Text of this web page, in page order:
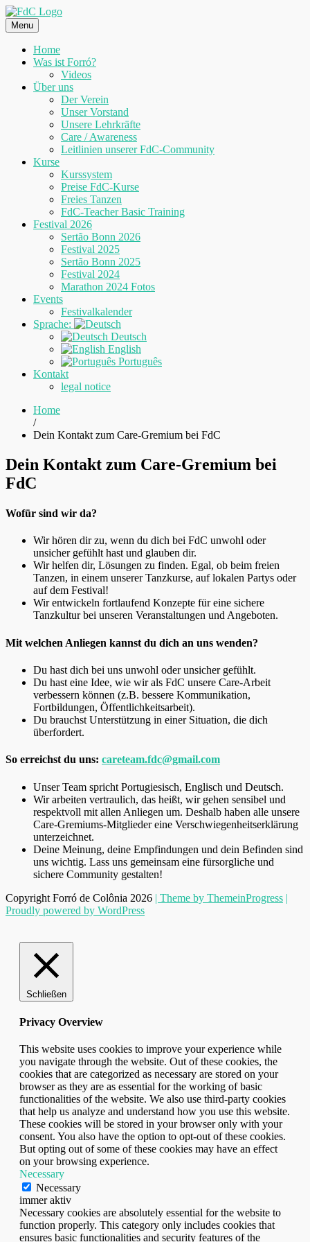
Skip
to
content
Menu
Home
Was ist Forró?
Videos
Über uns
Der Verein
Unser Vorstand
Unsere Lehrkräfte
Care / Awareness
Leitlinien unserer FdC-Community
Kurse
Kurssystem
Preise FdC-Kurse
Freies Tanzen
FdC-Teacher Basic Training
Festival 2026
Sertão Bonn 2026
Festival 2025
Sertão Bonn 2025
Festival 2024
Marathon 2024 Fotos
Events
Festivalkalender
Sprache:
Deutsch
English
Português
Kontakt
legal notice
Home
/
Dein Kontakt zum Care-Gremium bei FdC
Dein Kontakt zum Care-Gremium bei
FdC
Wofür sind wir da?
Wir hören dir zu, wenn du dich bei FdC unwohl oder
unsicher gefühlt hast und glauben dir.
Wir helfen dir, Lösungen zu finden. Egal, ob beim freien
Tanzen, in einem unserer Tanzkurse, auf lokalen Partys oder
auf dem Festival!
Wir entwickeln fortlaufend Konzepte für eine sichere
Tanzkultur bei unseren Veranstaltungen und Angeboten.
Mit welchen Anliegen kannst du dich an uns wenden?
Du hast dich bei uns unwohl oder unsicher gefühlt.
Du hast eine Idee, wie wir als FdC unsere Care-Arbeit
verbessern können (z.B. bessere Kommunikation,
Fortbildungen, Öffentlichkeitsarbeit).
Du brauchst Unterstützung in einer Situation, die dich
überfordert.
So erreichst du uns: careteam.fdc@gmail.com
Unser Team spricht Portugiesisch, Englisch und Deutsch.
Wir arbeiten vertraulich, das heißt, wir gehen sensibel und
respektvoll mit allen Anliegen um. Deshalb haben alle unsere
Care-Gremiums-Mitglieder eine Verschwiegenheitserklärung
unterzeichnet.
Deine Meinung, deine Empfindungen und dein Befinden sind
uns wichtig. Lass uns gemeinsam eine fürsorgliche und
sichere Community gestalten!
Copyright Forró de Colônia 2026 | Theme by ThemeinProgress |
Proudly powered by WordPress
Schließen
Privacy Overview
This website uses cookies to improve your experience while
you navigate through the website. Out of these cookies, the
cookies that are categorized as necessary are stored on your
browser as they are as essential for the working of basic
functionalities of the website. We also use third-party cookies
that help us analyze and understand how you use this website.
These cookies will be stored in your browser only with your
consent. You also have the option to opt-out of these cookies.
But opting out of some of these cookies may have an effect
on your browsing experience.
Necessary
Necessary
immer aktiv
Necessary cookies are absolutely essential for the website to
function properly. This category only includes cookies that
ensures basic functionalities and security features of the